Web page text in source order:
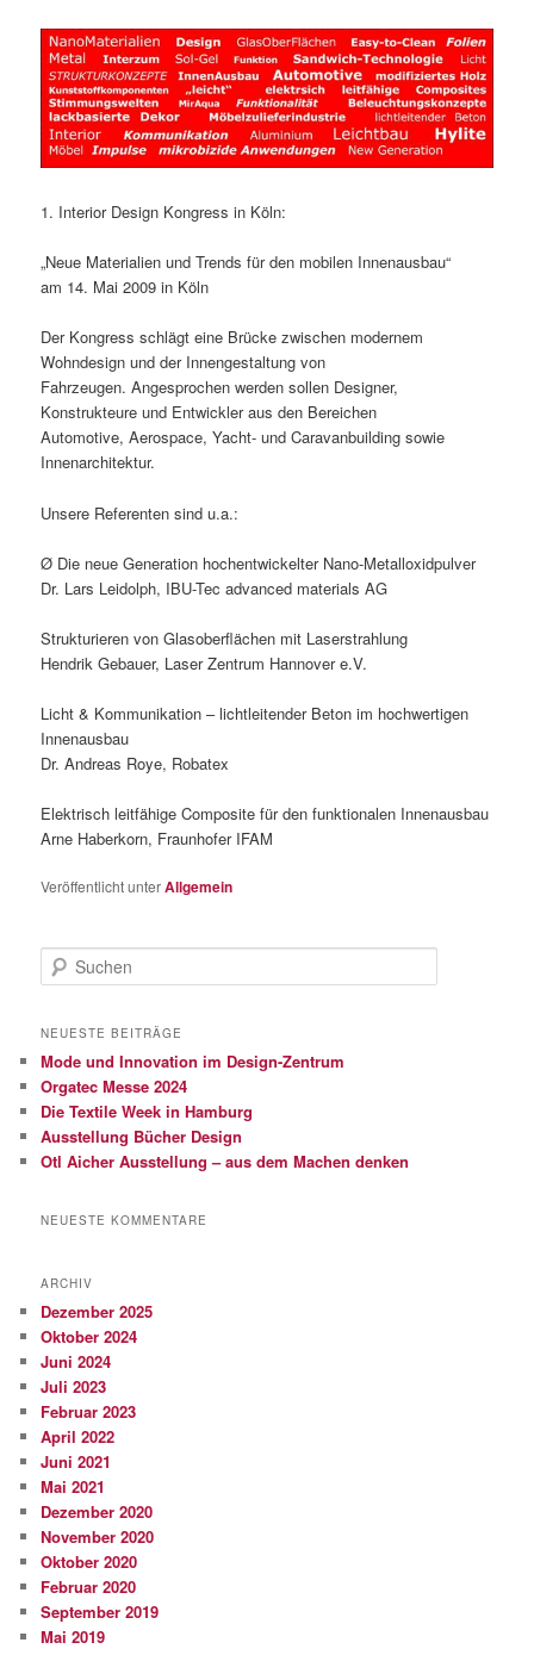
1. Interior Design Kongress in Köln:
„Neue Materialien und Trends für den mobilen Innenausbau“
am 14. Mai 2009 in Köln
Der Kongress schlägt eine Brücke zwischen modernem
Wohndesign und der Innengestaltung von
Fahrzeugen. Angesprochen werden sollen Designer,
Konstrukteure und Entwickler aus den Bereichen
Automotive, Aerospace, Yacht- und Caravanbuilding sowie
Innenarchitektur.
Unsere Referenten sind u.a.:
Ø Die neue Generation hochentwickelter Nano-Metalloxidpulver
Dr. Lars Leidolph, IBU-Tec advanced materials AG
Strukturieren von Glasoberflächen mit Laserstrahlung
Hendrik Gebauer, Laser Zentrum Hannover e.V.
Licht & Kommunikation – lichtleitender Beton im hochwertigen
Innenausbau
Dr. Andreas Roye, Robatex
Elektrisch leitfähige Composite für den funktionalen Innenausbau
Arne Haberkorn, Fraunhofer IFAM
Veröffentlicht unterAllgemein
u
h
n
NEUESTE BEITRÄGE
Mode und Innovation im Design-Zentrum
Orgatec Messe 2024
Die Textile Week in Hamburg
Ausstellung Bücher Design
Otl Aicher Ausstellung – aus dem Machen denken
NEUESTE KOMMENTARE
ARCHIV
Dezember 2025
Oktober 2024
Juni 2024
Juli 2023
Februar 2023
April 2022
Juni 2021
Mai 2021
Dezember 2020
November 2020
Oktober 2020
Februar 2020
September 2019
Mai 2019